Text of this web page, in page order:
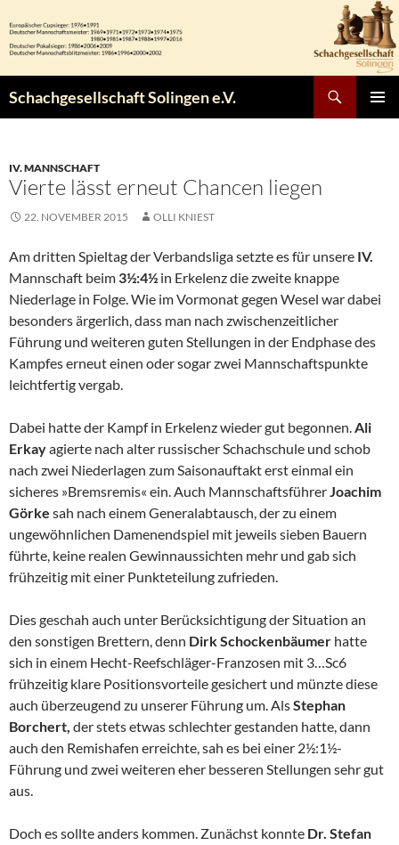
Inhalt
springen
Schachgesellschaft Solingen e.V.
IV. MANNSCHAFT
Vierte lässt erneut Chancen liegen
22. NOVEMBER 2015 OLLI KNIEST
Am dritten Spieltag der Verbandsliga setzte es für unsere IV.
Mannschaft beim 3½:4½ in Erkelenz die zweite knappe
Niederlage in Folge. Wie im Vormonat gegen Wesel war dabei
besonders ärgerlich, dass man nach zwischenzeitlicher
Führung und weiteren guten Stellungen in der Endphase des
Kampfes erneut einen oder sogar zwei Mannschaftspunkte
leichtfertig vergab.
Dabei hatte der Kampf in Erkelenz wieder gut begonnen.Ali
Erkayagierte nach alter russischer Schachschule und schob
nach zwei Niederlagen zum Saisonauftakt erst einmal ein
sicheres »Bremsremis« ein. Auch MannschaftsführerJoachim
Görke sah nach einem Generalabtausch, der zu einem
ungewöhnlichen Damenendspiel mit jeweils sieben Bauern
führte, keine realen Gewinnaussichten mehr und gab sich
frühzeitig mit einer Punkteteilung zufrieden.
Dies geschah auch unter Berücksichtigung der Situation an
den sonstigen Brettern, denn Dirk Schockenbäumer hatte
sich in einem Hecht-Reefschläger-Franzosen mit 3…Sc6
frühzeitig klare Positionsvorteile gesichert und münzte diese
auch überzeugend zu unserer Führung um. AlsStephan
Borchert, der stets etwas schlechter gestanden hatte, dann
auch den Remishafen erreichte, sah es bei einer 2½:1½-
Führung und zwei weiteren eher besseren Stellungen sehr gut
aus.
Doch es sollte anders kommen. Zunächst konnte Dr. Stefan